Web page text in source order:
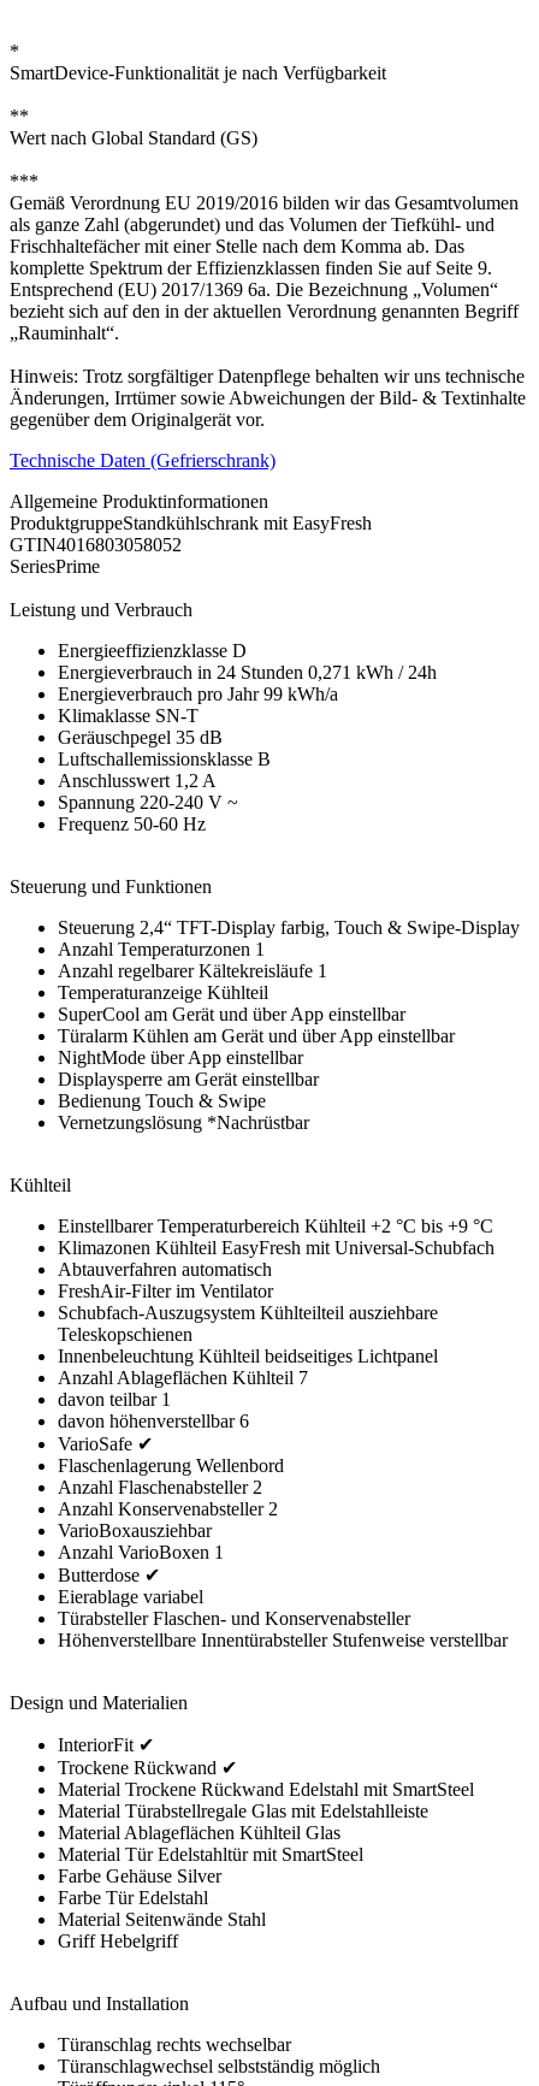
*
SmartDevice-Funktionalität je nach Verfügbarkeit
**
Wert nach Global Standard (GS)
***
Gemäß Verordnung EU 2019/2016 bilden wir das Gesamtvolumen
als ganze Zahl (abgerundet) und das Volumen der Tiefkühl- und
Frischhaltefächer mit einer Stelle nach dem Komma ab. Das
komplette Spektrum der Effizienzklassen finden Sie auf Seite 9.
Entsprechend (EU) 2017/1369 6a. Die Bezeichnung „Volumen“
bezieht sich auf den in der aktuellen Verordnung genannten Begriff
„Rauminhalt“.
Hinweis: Trotz sorgfältiger Datenpflege behalten wir uns technische
Änderungen, Irrtümer sowie Abweichungen der Bild- & Textinhalte
gegenüber dem Originalgerät vor.
Technische Daten (Gefrierschrank)
Allgemeine Produktinformationen
ProduktgruppeStandkühlschrank mit EasyFresh
GTIN4016803058052
SeriesPrime
Leistung und Verbrauch
Energieeffizienzklasse D
Energieverbrauch in 24 Stunden 0,271 kWh / 24h
Energieverbrauch pro Jahr 99 kWh/a
Klimaklasse SN-T
Geräuschpegel 35 dB
Luftschallemissionsklasse B
Anschlusswert 1,2 A
Spannung 220-240 V ~
Frequenz 50-60 Hz
Steuerung und Funktionen
Steuerung 2,4“ TFT-Display farbig, Touch & Swipe-Display
Anzahl Temperaturzonen 1
Anzahl regelbarer Kältekreisläufe 1
Temperaturanzeige Kühlteil
SuperCool am Gerät und über App einstellbar
Türalarm Kühlen am Gerät und über App einstellbar
NightMode über App einstellbar
Displaysperre am Gerät einstellbar
Bedienung Touch & Swipe
Vernetzungslösung *Nachrüstbar
Kühlteil
Einstellbarer Temperaturbereich Kühlteil +2 °C bis +9 °C
Klimazonen Kühlteil EasyFresh mit Universal-Schubfach
Abtauverfahren automatisch
FreshAir-Filter im Ventilator
Schubfach-Auszugsystem Kühlteilteil ausziehbare
Teleskopschienen
Innenbeleuchtung Kühlteil beidseitiges Lichtpanel
Anzahl Ablageflächen Kühlteil 7
davon teilbar 1
davon höhenverstellbar 6
VarioSafe ✔
Flaschenlagerung Wellenbord
Anzahl Flaschenabsteller 2
Anzahl Konservenabsteller 2
VarioBoxausziehbar
Anzahl VarioBoxen 1
Butterdose ✔
Eierablage variabel
Türabsteller Flaschen- und Konservenabsteller
Höhenverstellbare Innentürabsteller Stufenweise verstellbar
Design und Materialien
InteriorFit ✔
Trockene Rückwand ✔
Material Trockene Rückwand Edelstahl mit SmartSteel
Material Türabstellregale Glas mit Edelstahlleiste
Material Ablageflächen Kühlteil Glas
Material Tür Edelstahltür mit SmartSteel
Farbe Gehäuse Silver
Farbe Tür Edelstahl
Material Seitenwände Stahl
Griff Hebelgriff
Aufbau und Installation
Türanschlag rechts wechselbar
Türanschlagwechsel selbstständig möglich